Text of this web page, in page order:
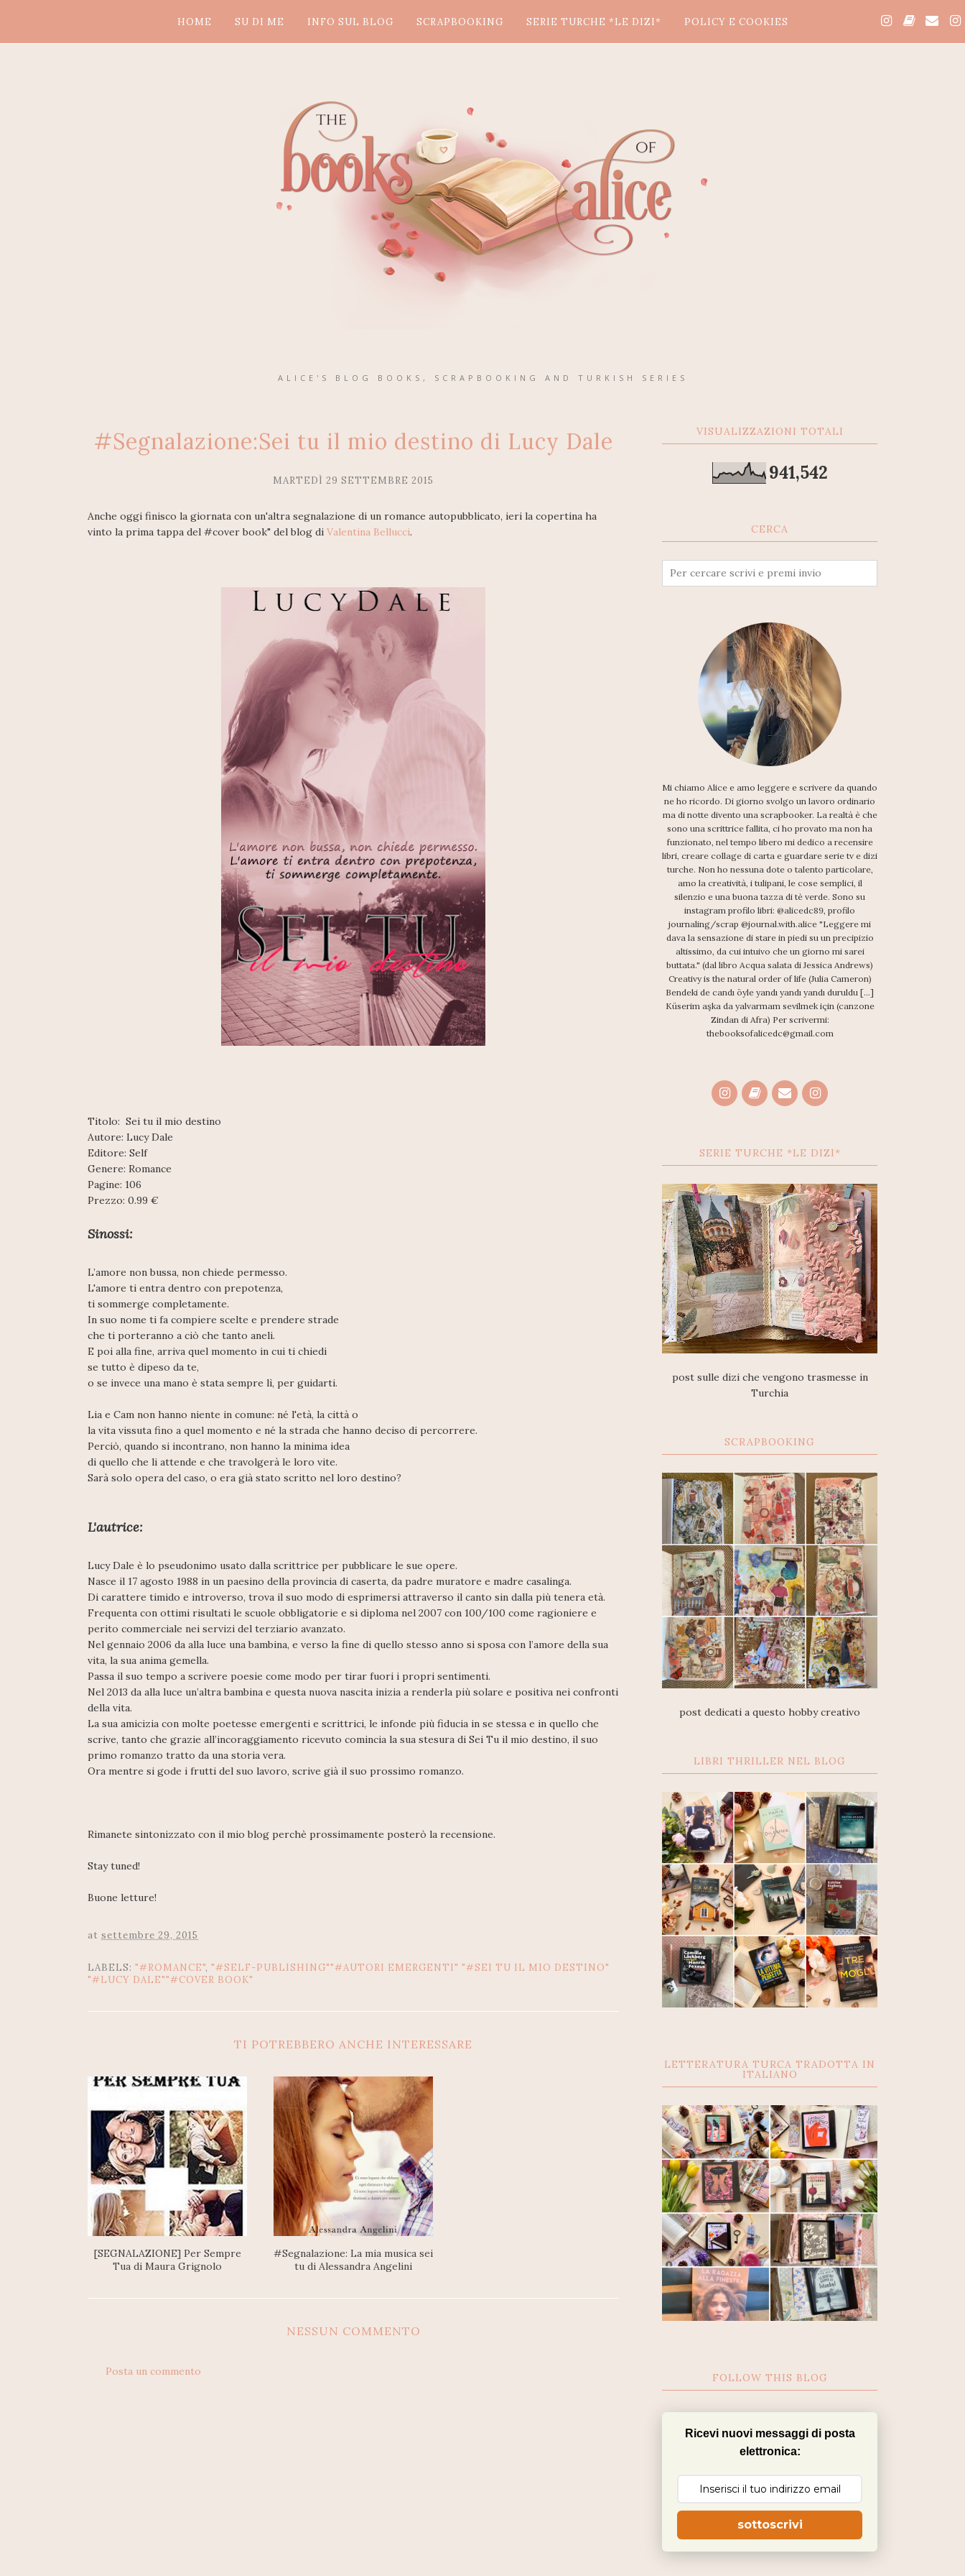
HOME SU DI ME INFO SUL BLOG SCRAPBOOKING SERIE TURCHE *LE DIZI* POLICY E COOKIES
ALICE'S BLOG BOOKS, SCRAPBOOKING AND TURKISH SERIES
#Segnalazione:Sei tu il mio destino di Lucy Dale
MARTEDÌ 29 SETTEMBRE 2015
Anche oggi finisco la giornata con un'altra segnalazione di un romance autopubblicato, ieri la copertina ha
vinto la prima tappa del #cover book" del blog di Valentina Bellucci.
Titolo: Sei tu il mio destino
Autore: Lucy Dale
Editore: Self
Genere: Romance
Pagine: 106
Prezzo: 0.99 €
Sinossi:
L’amore non bussa, non chiede permesso.
L'amore ti entra dentro con prepotenza,
ti sommerge completamente.
In suo nome ti fa compiere scelte e prendere strade
che ti porteranno a ciò che tanto aneli.
E poi alla fine, arriva quel momento in cui ti chiedi
se tutto è dipeso da te,
o se invece una mano è stata sempre lì, per guidarti.
Lia e Cam non hanno niente in comune: né l'età, la città o
la vita vissuta fino a quel momento e né la strada che hanno deciso di percorrere.
Perciò, quando si incontrano, non hanno la minima idea
di quello che li attende e che travolgerà le loro vite.
Sarà solo opera del caso, o era già stato scritto nel loro destino?
L'autrice:
Lucy Dale è lo pseudonimo usato dalla scrittrice per pubblicare le sue opere.
Nasce il 17 agosto 1988 in un paesino della provincia di caserta, da padre muratore e madre casalinga.
Di carattere timido e introverso, trova il suo modo di esprimersi attraverso il canto sin dalla più tenera età.
Frequenta con ottimi risultati le scuole obbligatorie e si diploma nel 2007 con 100/100 come ragioniere e
perito commerciale nei servizi del terziario avanzato.
Nel gennaio 2006 da alla luce una bambina, e verso la fine di quello stesso anno si sposa con l’amore della sua
vita, la sua anima gemella.
Passa il suo tempo a scrivere poesie come modo per tirar fuori i propri sentimenti.
Nel 2013 da alla luce un’altra bambina e questa nuova nascita inizia a renderla più solare e positiva nei confronti
della vita.
La sua amicizia con molte poetesse emergenti e scrittrici, le infonde più fiducia in se stessa e in quello che
scrive, tanto che grazie all’incoraggiamento ricevuto comincia la sua stesura di Sei Tu il mio destino, il suo
primo romanzo tratto da una storia vera.
Ora mentre si gode i frutti del suo lavoro, scrive già il suo prossimo romanzo.
Rimanete sintonizzato con il mio blog perchè prossimamente posterò la recensione.
Stay tuned!
Buone letture!
at settembre 29, 2015
LABELS: "#ROMANCE", "#SELF-PUBLISHING""#AUTORI EMERGENTI" "#SEI TU IL MIO DESTINO"
"#LUCY DALE""#COVER BOOK"
TI POTREBBERO ANCHE INTERESSARE
[SEGNALAZIONE] Per Sempre
Tua di Maura Grignolo
#Segnalazione: La mia musica sei
tu di Alessandra Angelini
NESSUN COMMENTO
Posta un commento
VISUALIZZAZIONI TOTALI
941,542
CERCA
Mi chiamo Alice e amo leggere e scrivere da quando
ne ho ricordo. Di giorno svolgo un lavoro ordinario
ma di notte divento una scrapbooker. La realtà è che
sono una scrittrice fallita, ci ho provato ma non ha
funzionato, nel tempo libero mi dedico a recensire
libri, creare collage di carta e guardare serie tv e dizi
turche. Non ho nessuna dote o talento particolare,
amo la creatività, i tulipani, le cose semplici, il
silenzio e una buona tazza di tè verde. Sono su
instagram profilo libri: @alicedc89, profilo
journaling/scrap @journal.with.alice "Leggere mi
dava la sensazione di stare in piedi su un precipizio
altissimo, da cui intuivo che un giorno mi sarei
buttata." (dal libro Acqua salata di Jessica Andrews)
Creativy is the natural order of life (Julia Cameron)
Bendeki de candı öyle yandı yandı yandı duruldu [...]
Küserim aşka da yalvarmam sevilmek için (canzone
Zindan di Afra) Per scrivermi:
thebooksofalicedc@gmail.com
SERIE TURCHE *LE DIZI*
post sulle dizi che vengono trasmesse in
Turchia
SCRAPBOOKING
post dedicati a questo hobby creativo
LIBRI THRILLER NEL BLOG
LETTERATURA TURCA TRADOTTA IN
ITALIANO
FOLLOW THIS BLOG
Ricevi nuovi messaggi di posta
elettronica:
sottoscrivi